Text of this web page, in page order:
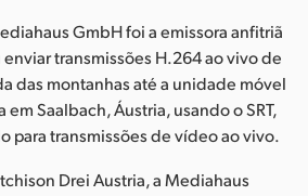
GmbH foi a emissora anfitriã
transmissões H.264 ao vivo de
das montanhas até a unidade móvel
Saalbach, Áustria, usando o SRT,
para transmissões de vídeo ao vivo.
Drei Austria, a Mediahaus